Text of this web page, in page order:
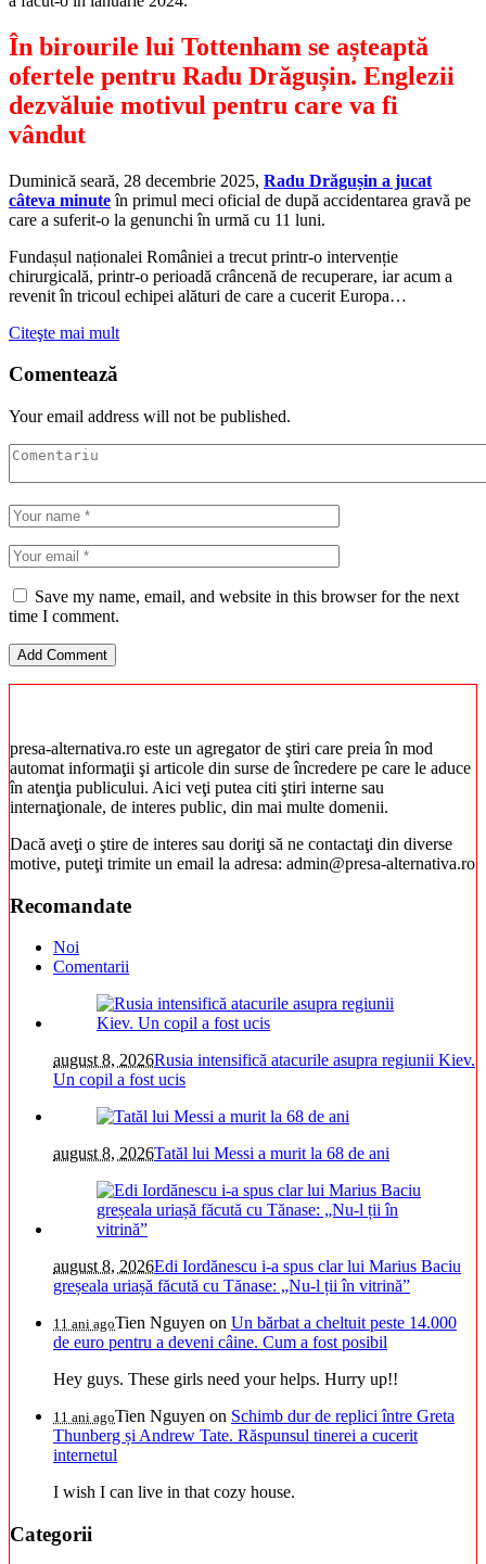
În birourile lui Tottenham se așteaptă
ofertele pentru Radu Drăgușin. Englezii
dezvăluie motivul pentru care va fi
vândut
Duminică seară, 28 decembrie 2025, Radu Drăgușin a jucat
câteva minuteîn primul meci oficial de după accidentarea gravă pe
care a suferit-o la genunchi în urmă cu 11 luni.
Fundașul naționalei României a trecut printr-o intervenție
chirurgicală, printr-o perioadă crâncenă de recuperare, iar acum a
revenit în tricoul echipei alături de care a cucerit Europa…
Citeşte mai mult
Comentează
Your email address will not be published.
Save my name, email, and website in this browser for the next
time I comment.
presa-alternativa.ro este un agregator de ştiri care preia în mod
automat informaţii şi articole din surse de încredere pe care le aduce
în atenţia publicului. Aici veţi putea citi ştiri interne sau
internaţionale, de interes public, din mai multe domenii.
Dacă aveţi o ştire de interes sau doriţi să ne contactaţi din diverse
motive, puteţi trimite un email la adresa: admin@presa-alternativa.ro
Recomandate
Noi
Comentarii
august 8, 2026Rusia intensifică atacurile asupra regiunii Kiev.
Un copil a fost ucis
august 8, 2026Tatăl lui Messi a murit la 68 de ani
august 8, 2026Edi Iordănescu i-a spus clar lui Marius Baciu
greșeala uriașă făcută cu Tănase: „Nu-l ții în vitrină”
11 ani agoTien Nguyen on Un bărbat a cheltuit peste 14.000
de euro pentru a deveni câine. Cum a fost posibil
Hey guys. These girls need your helps. Hurry up!!
11 ani agoTien Nguyen on Schimb dur de replici între Greta
Thunberg și Andrew Tate. Răspunsul tinerei a cucerit
internetul
I wish I can live in that cozy house.
Categorii